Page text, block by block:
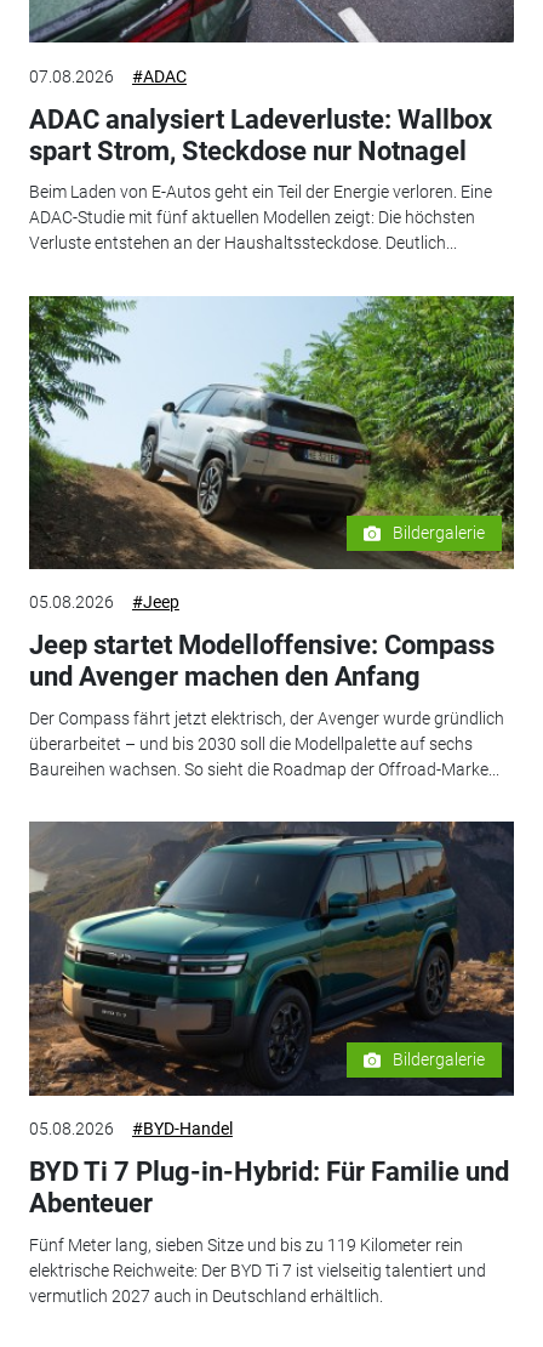
07.08.2026 #ADAC
ADAC analysiert Ladeverluste: Wallbox
spart Strom, Steckdose nur Notnagel
Beim Laden von E-Autos geht ein Teil der Energie verloren. Eine
ADAC-Studie mit fünf aktuellen Modellen zeigt: Die höchsten
Verluste entstehen an der Haushaltssteckdose. Deutlich...
Bildergalerie
05.08.2026 #Jeep
Jeep startet Modelloffensive: Compass
und Avenger machen den Anfang
Der Compass fährt jetzt elektrisch, der Avenger wurde gründlich
überarbeitet – und bis 2030 soll die Modellpalette auf sechs
Baureihen wachsen. So sieht die Roadmap der Offroad-Marke...
Bildergalerie
05.08.2026 #BYD-Handel
BYD Ti 7 Plug-in-Hybrid: Für Familie und
Abenteuer
Fünf Meter lang, sieben Sitze und bis zu 119 Kilometer rein
elektrische Reichweite: Der BYD Ti 7 ist vielseitig talentiert und
vermutlich 2027 auch in Deutschland erhältlich.